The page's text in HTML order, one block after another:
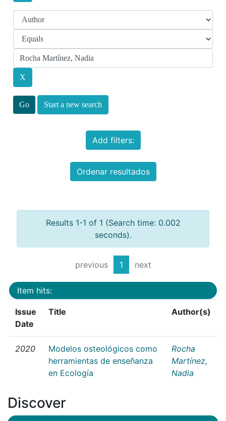
Start a new search
Add filters:
Ordenar resultados
Results 1-1 of 1 (Search time: 0.002
seconds).
previous 1 next
Item hits:
Issue
Date
Title Author(s)
2020
Modelos osteológicos como
herramientas de enseñanza
en Ecología
Rocha
Martínez,
Nadia
Discover